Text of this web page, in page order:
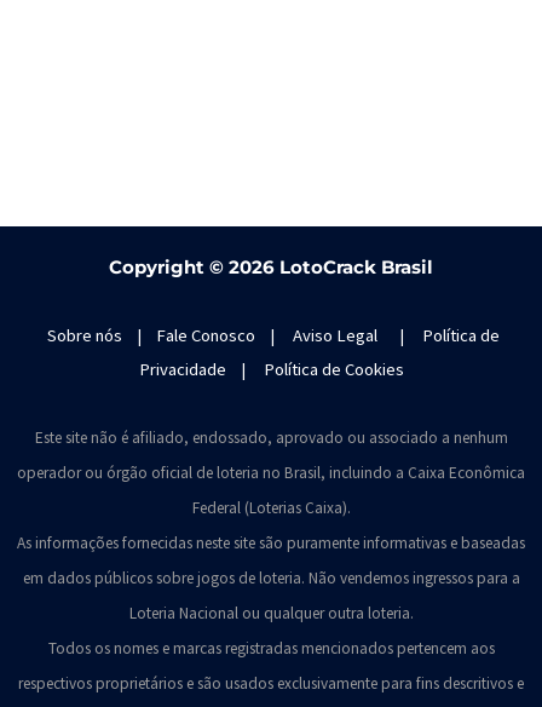
Copyright © 2026 LotoCrack Brasil
Sobre nós | Fale Conosco | Aviso Legal | Política de
Privacidade | Política de Cookies
Este site não é afiliado, endossado, aprovado ou associado a nenhum
operador ou órgão oficial de loteria no Brasil, incluindo a Caixa Econômica
Federal (Loterias Caixa).
As informações fornecidas neste site são puramente informativas e baseadas
em dados públicos sobre jogos de loteria. Não vendemos ingressos para a
Loteria Nacional ou qualquer outra loteria.
Todos os nomes e marcas registradas mencionados pertencem aos
respectivos proprietários e são usados exclusivamente para fins descritivos e